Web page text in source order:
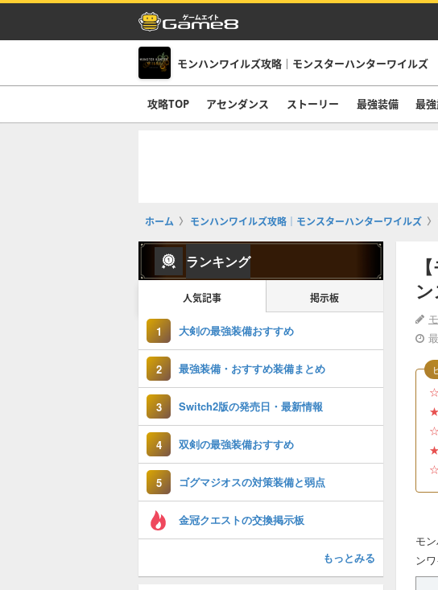
モンハンワイルズ攻略｜モンスターハンターワイルズ
攻略TOP アセンダンス ストーリー 最強装備 最
ホーム モンハンワイルズ攻略｜モンスターハンターワイルズ
☆
★
☆
★
☆
モ
ン
ランキング
人気記事 掲示板
1 大剣の最強装備おすすめ
2 最強装備・おすすめ装備まとめ
3 Switch2版の発売日・最新情報
4 双剣の最強装備おすすめ
5 ゴグマジオスの対策装備と弱点
金冠クエストの交換掲示板
もっとみる